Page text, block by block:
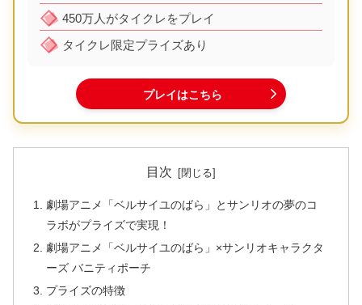
450万人がタイクレをプレイ
タイクレ限定プライズあり
プレイはこちら
目次
劇場アニメ「ベルサイユのばら」とサンリオの夢のコ
ラボがプライズで実現！
劇場アニメ「ベルサイユのばら」×サンリオキャラクタ
ーズ バニティポーチ
プライズの特徴